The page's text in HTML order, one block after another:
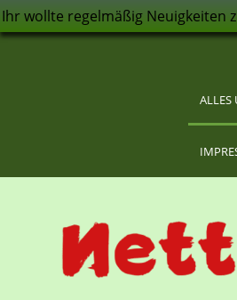
Ihr wollte regelmäßig Neuigkeiten
ALLES